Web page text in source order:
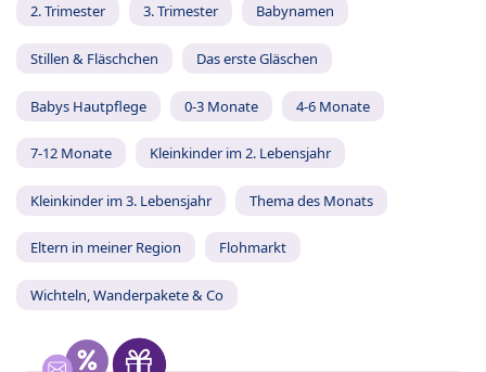
2. Trimester 3. Trimester Babynamen
Stillen & Fläschchen Das erste Gläschen
Babys Hautpflege 0-3 Monate 4-6 Monate
7-12 Monate Kleinkinder im 2. Lebensjahr
Kleinkinder im 3. Lebensjahr Thema des Monats
Eltern in meiner Region Flohmarkt
Wichteln, Wanderpakete & Co